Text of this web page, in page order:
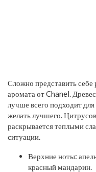
Сложно представить
аромата от Chanel.
лучше всего подходит для
желать лучшего.
раскрывается теплыми
ситуации.
Верхние ноты:
красный мандарин.